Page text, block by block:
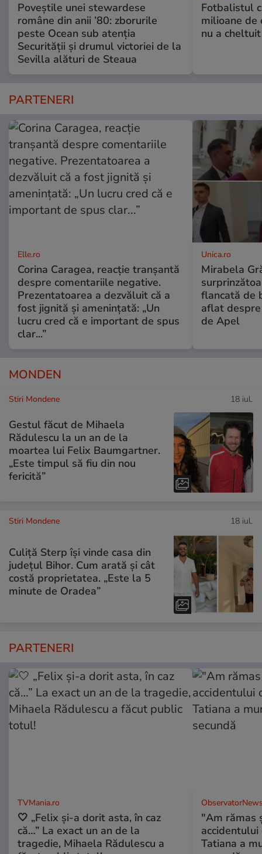
Poveștile unei stewardese
române din anii ’80: zborurile
peste Ocean sub atenția
Securității și drumul victoriei de la
Sevilla alături de Steaua
Fotbalistul
milioane de
nu a
PARTENERI
Elle.ro
Corina Caragea, reacție tranșantă
despre comentariile negative.
Prezentatoarea a dezvăluit că a
fost jignită și amenințată: „Un
lucru cred că e important de spus
clar...”
Unica.ro
Mirabela
flancată de
aflat
de Apel
MONDEN
Stiri Mondene 18 iul.
Gestul făcut de Mihaela
Rădulescu la un an de la
moartea lui Felix Baumgartner.
„Este timpul să fiu din nou
fericită”
Stiri Mondene 18 iul.
Culiță Sterp își vinde casa din
județul Bihor. Cum arată și cât
costă proprietatea. „Este la 5
minute de Oradea”
PARTENERI
TVMania.ro
🤍 „Felix și-a dorit asta, în caz
că…” La exact un an de la
tragedie, Mihaela Rădulescu a
"Am rămas
accidentului
Tatiana a